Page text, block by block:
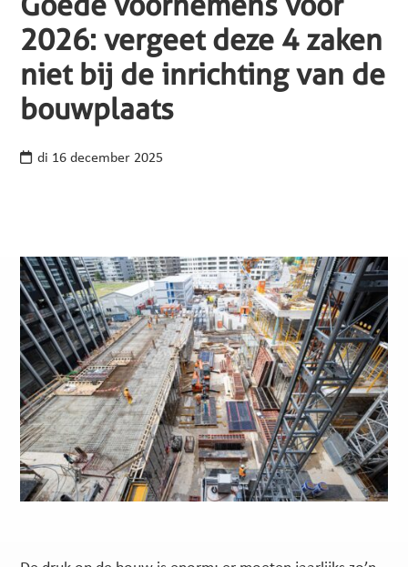
2026: vergeet deze 4 zaken
niet bij de inrichting van de
bouwplaats
di 16 december 2025